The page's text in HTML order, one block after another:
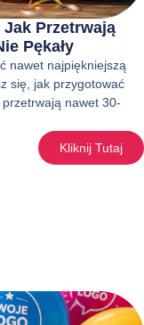
Przetrwają
Pękały
nawet najpiękniejszą
się, jak przygotować
nawet 30-
Kliknij Tutaj